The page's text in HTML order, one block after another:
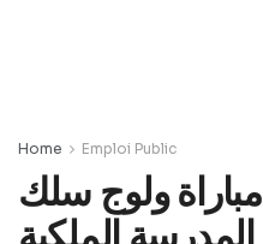
Home Emploi Public
مباراة ولوج سلك